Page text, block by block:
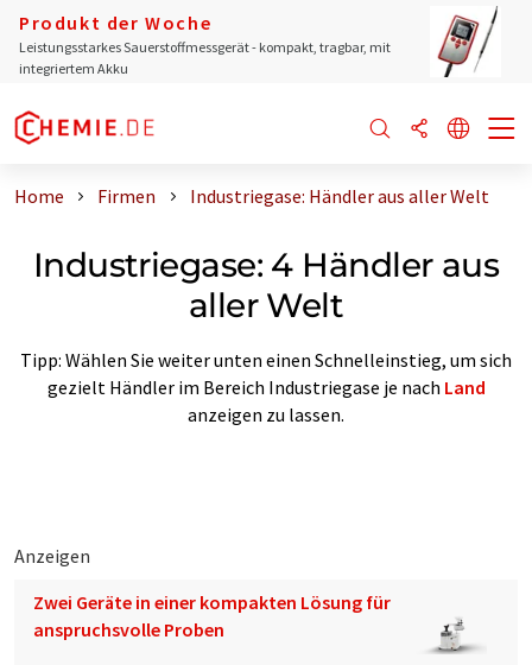
Produkt der Woche
Leistungsstarkes Sauerstoffmessgerät - kompakt, tragbar, mit
integriertem Akku
Home Firmen Industriegase: Händler aus aller Welt
Industriegase: 4 Händler aus
aller Welt
Tipp: Wählen Sie weiter unten einen Schnelleinstieg, um sich
gezielt Händler im Bereich Industriegase je nach Land
anzeigen zu lassen.
Anzeigen
Zwei Geräte in einer kompakten Lösung für
anspruchsvolle Proben